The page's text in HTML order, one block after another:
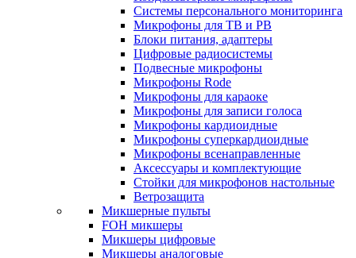
Системы персонального мониторинга
Микрофоны для ТВ и РВ
Блоки питания, адаптеры
Цифровые радиосистемы
Подвесные микрофоны
Микрофоны Rode
Микрофоны для караоке
Микрофоны для записи голоса
Микрофоны кардиоидные
Микрофоны суперкардиоидные
Микрофоны всенаправленные
Аксессуары и комплектующие
Стойки для микрофонов настольные
Ветрозащита
Микшерные пульты
FOH микшеры
Микшеры цифровые
Микшеры аналоговые